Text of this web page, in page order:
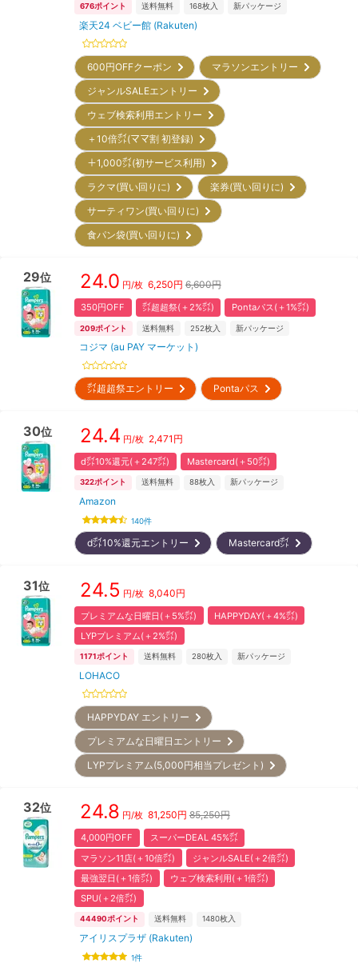
676ポイント 送料無料 168枚入 新パッケージ
楽天24 ベビー館 (Rakuten)
600円OFFクーポン
マラソンエントリー
ジャンルSALEエントリー
ウェブ検索利用エントリー
＋10倍㌽(ママ割 初登録)
＋1,000㌽(初サービス利用)
ラクマ(買い回りに)
楽券(買い回りに)
サーティワン(買い回りに)
食パン袋(買い回りに)
29位 24.0 円/枚 6,250円 6,600円
350円OFF ㌽超超祭(＋2%㌽) Pontaパス(＋1%㌽)
209ポイント 送料無料 252枚入 新パッケージ
コジマ (au PAY マーケット)
㌽超超祭エントリー Pontaパス
30位 24.4 円/枚 2,471 円
d㌽10%還元(＋247㌽) Mastercard(＋50㌽)
322ポイント 送料無料 88枚入 新パッケージ
Amazon
140件
d㌽10%還元エントリー Mastercard㌽
31位 24.5 円/枚 8,040円
プレミアムな日曜日(＋5%㌽)
HAPPYDAY(＋4%㌽)
LYPプレミアム(＋2%㌽)
1171ポイント 送料無料 280枚入 新パッケージ
LOHACO
HAPPYDAY エントリー
プレミアムな日曜日エントリー
LYPプレミアム(5,000円相当プレゼント)
32位 24.8 円/枚 81,250円 85,250円
4,000円OFF
スーパーDEAL 45%㌽
マラソン11店(＋10倍㌽)
ジャンルSALE(＋2倍㌽)
最強翌日(＋1倍㌽)
ウェブ検索利用(＋1倍㌽)
SPU(＋2倍㌽)
44490ポイント 送料無料 1480枚入
アイリスプラザ (Rakuten)
1件